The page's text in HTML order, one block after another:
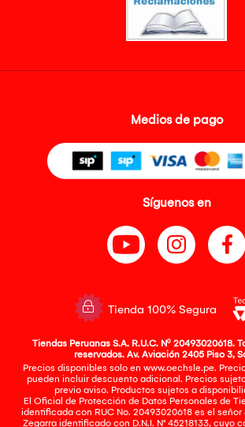
Medios de pago
Síguenos en
Tienda 100% Segura
Tiendas Peruanas S.A. R.U.C. Nº 20493020618.
reservados. Av. Aviación 2405 Piso 3,
Precios disponibles solo en www.oechsle.pe.
pueden incluir descuento adicional. Precios
previo aviso. Productos sujetos a
El Oficial de Protección de Datos Personales de
identificada con RUC No. 20493020618 es el señor
Zegarra identificado con D.N.I. N° 45218133, cuyo